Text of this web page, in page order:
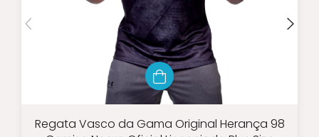
Regata Vasco da Gama Original Herança 98